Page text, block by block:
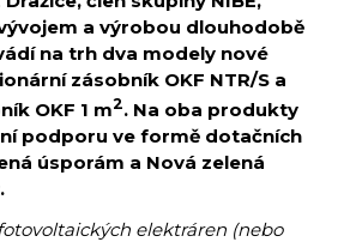
a výrobou dlouhodobě
na trh dva modely nové
zásobník OKF NTR/S a
OKF 1 m2. Na oba produkty
podporu ve formě dotačních
úsporám a Nová zelená
elektráren (nebo